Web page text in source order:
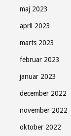
maj 2023
april 2023
marts 2023
februar 2023
januar 2023
december 2022
november 2022
oktober 2022